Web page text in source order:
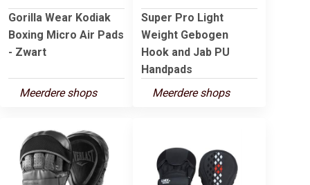
Gorilla Wear Kodiak
Boxing Micro Air Pads
- Zwart
Meerdere shops
Super Pro Light
Weight Gebogen
Hook and Jab PU
Handpads
Meerdere shops